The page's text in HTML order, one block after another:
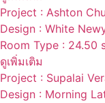
Project : Ashton
Design : White
Room Type : 24.50
ดูเพิ่มเติม
Project : Supalai
Design : Morning